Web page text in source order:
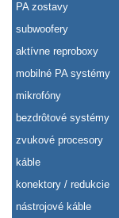
PA zostavy
subwoofery
aktívne reproboxy
mobilné PA systémy
mikrofóny
bezdrôtové systémy
zvukové procesory
káble
konektory / redukcie
nástrojové káble